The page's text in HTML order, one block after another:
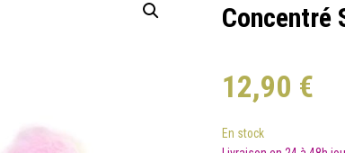
Concentré
12,90 €
En stock